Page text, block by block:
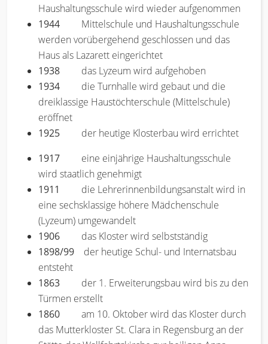
Haushaltungsschule wird wieder aufgenommen
1944 Mittelschule und Haushaltungsschule
werden vorübergehend geschlossen und das
Haus als Lazarett eingerichtet
1938 das Lyzeum wird aufgehoben
1934 die Turnhalle wird gebaut und die
dreiklassige Haustöchterschule (Mittelschule)
eröffnet
1925 der heutige Klosterbau wird errichtet
1917 eine einjährige Haushaltungsschule
wird staatlich genehmigt
1911 die Lehrerinnenbildungsanstalt wird in
eine sechsklassige höhere Mädchenschule
(Lyzeum) umgewandelt
1906 das Kloster wird selbstständig
1898/99 der heutige Schul- und Internatsbau
entsteht
1863 der 1. Erweiterungsbau wird bis zu den
Türmen erstellt
1860
am 10. Oktober wird das Kloster durch
das Mutterkloster St. Clara in Regensburg an der